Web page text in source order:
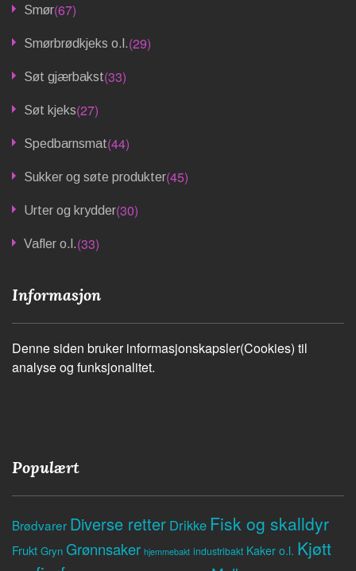
Smør(67)
Smørbrødkjeks o.l.(29)
Søt gjærbakst(33)
Søt kjeks(27)
Spedbarnsmat(44)
Sukker og søte produkter(45)
Urter og krydder(30)
Vafler o.l.(33)
Informasjon
Denne siden bruker informasjonskapsler(Cookies) til
analyse og funksjonalitet.
Populært
Brødvarer Diverse retter Drikke Fisk og skalldyr
Frukt Gryn Grønnsaker hjemmebakt industribakt Kaker o.l. Kjøtt